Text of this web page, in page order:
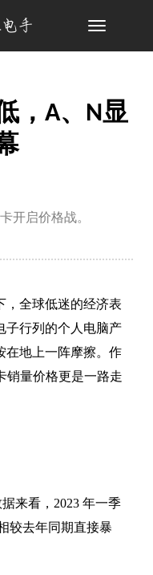
Toggle
，A、N显
开启价格战。
，全球低迷的经济表
子行列的个人电脑产
在地上一阵摩擦。作
量价格更是一路走
来看，2023 年一季
较去年同期直接暴